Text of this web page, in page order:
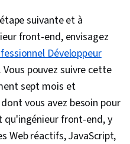
suivante et à
front-end, envisagez
Développeur
pouvez suivre cette
sept mois et
vous avez besoin pour
front-end, y
Web réactifs, JavaScript,